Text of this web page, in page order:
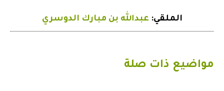
الملقي: عبدالله بن مبارك الدوسري
مواضيع ذات صلة